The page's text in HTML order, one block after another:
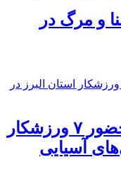
و مرگ در
۲ مدال برنز نتیجه حضور ۷ ورزشکار
آسیایی